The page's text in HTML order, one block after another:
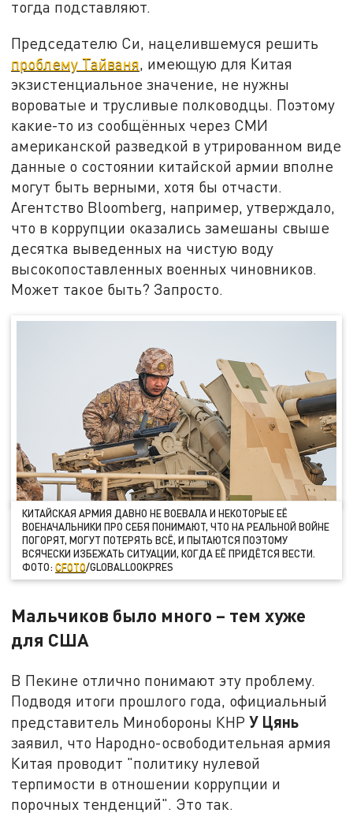
тогда подставляют.
Председателю Си, нацелившемуся решить
проблему Тайваня, имеющую для Китая
экзистенциальное значение, не нужны
вороватые и трусливые полководцы. Поэтому
какие-то из сообщённых через СМИ
американской разведкой в утрированном виде
данные о состоянии китайской армии вполне
могут быть верными, хотя бы отчасти.
Агентство Bloomberg, например, утверждало,
что в коррупции оказались замешаны свыше
десятка выведенных на чистую воду
высокопоставленных военных чиновников.
Может такое быть? Запросто.
КИТАЙСКАЯ АРМИЯ ДАВНО НЕ ВОЕВАЛА И НЕКОТОРЫЕ ЕЁ
ВОЕНАЧАЛЬНИКИ ПРО СЕБЯ ПОНИМАЮТ, ЧТО НА РЕАЛЬНОЙ ВОЙНЕ
ПОГОРЯТ, МОГУТ ПОТЕРЯТЬ ВСЁ, И ПЫТАЮТСЯ ПОЭТОМУ
ВСЯЧЕСКИ ИЗБЕЖАТЬ СИТУАЦИИ, КОГДА ЕЁ ПРИДЁТСЯ ВЕСТИ.
ФОТО:CFOTO/GLOBALLOOKPRES
Мальчиков было много – тем хуже
для США
В Пекине отлично понимают эту проблему.
Подводя итоги прошлого года, официальный
представитель Минобороны КНРУ Цянь
заявил, что Народно-освободительная армия
Китая проводит "политику нулевой
терпимости в отношении коррупции и
порочных тенденций". Это так.